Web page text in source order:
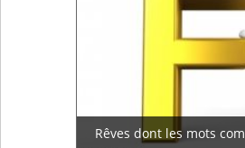
Rêves dont les mots